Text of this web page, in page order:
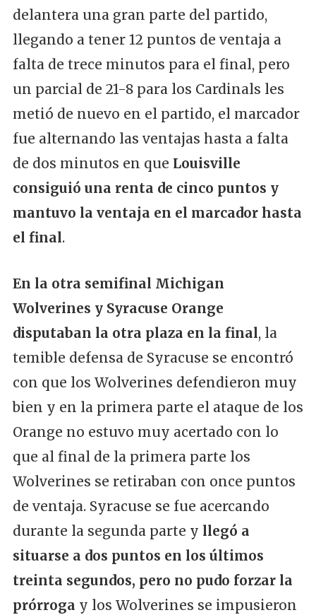
delantera una gran parte del partido,
llegando a tener 12 puntos de ventaja a
falta de trece minutos para el final, pero
un parcial de 21-8 para los Cardinals les
metió de nuevo en el partido, el marcador
fue alternando las ventajas hasta a falta
de dos minutos en que Louisville
consiguió una renta de cinco puntos y
mantuvo la ventaja en el marcador hasta
el final.
En la otra semifinal Michigan
Wolverines y Syracuse Orange
disputaban la otra plaza en la final, la
temible defensa de Syracuse se encontró
con que los Wolverines defendieron muy
bien y en la primera parte el ataque de los
Orange no estuvo muy acertado con lo
que al final de la primera parte los
Wolverines se retiraban con once puntos
de ventaja. Syracuse se fue acercando
durante la segunda parte y llegó a
situarse a dos puntos en los últimos
treinta segundos, pero no pudo forzar la
prórroga y los Wolverines se impusieron